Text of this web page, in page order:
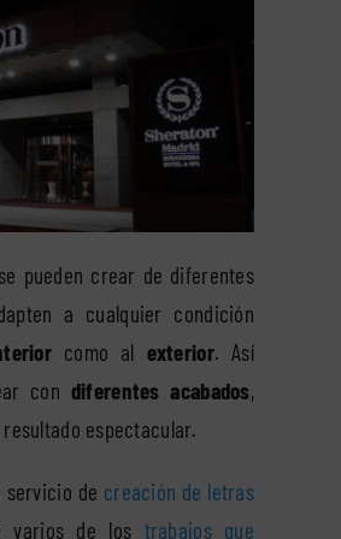
se pueden crear de diferentes
a cualquier condición
como al exterior. Así
con diferentes acabados,
espectacular.
servicio de creación de letras
varios de los trabajos que